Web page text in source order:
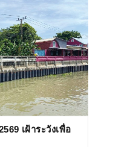
เฝ้าระวังเพื่อ